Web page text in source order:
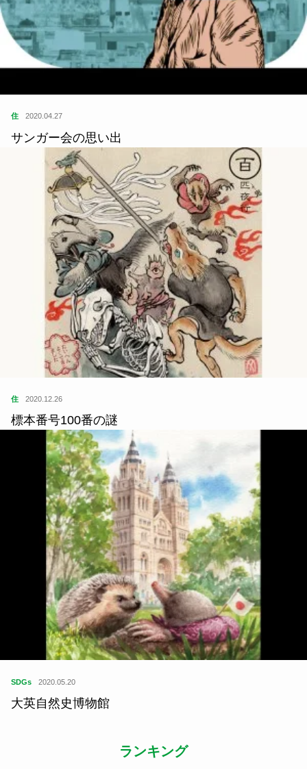
住 2020.04.27
サンガー会の思い出
住 2020.12.26
標本番号100番の謎
SDGs 2020.05.20
大英自然史博物館
ランキング